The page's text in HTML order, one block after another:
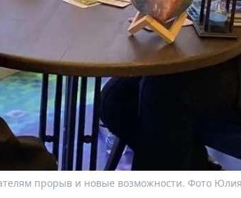
прорыв и новые возможности. Фото